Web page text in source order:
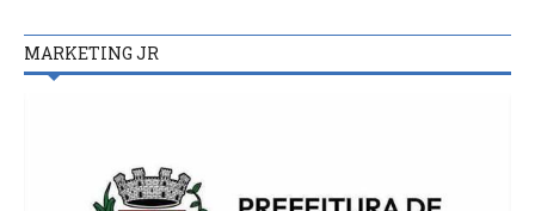
MARKETING JR